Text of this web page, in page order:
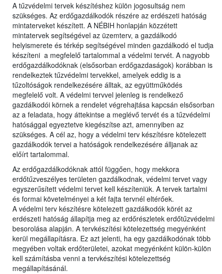
A tűzvédelmi tervek készítéshez külön jogosultság nem
szükséges. Az erdőgazdálkodók részére az erdészeti hatóság
mintaterveket készített. A NÉBIH honlapján közzétett
mintatervek segítségével az üzemterv, a gazdálkodó
helyismerete és térkép segítségével minden gazdálkodó el tudja
készíteni a megfelelő tartalommal a védelmi tervét. A nagyobb
erdőgazdálkodóknak (elsősorban erdőgazdaságok) korábban is
rendelkeztek tűzvédelmi tervekkel, amelyek eddig is a
tűzoltóságok rendelkezésére álltak, az együttműködés
megfelelő volt. A védelmi tervvel jelenleg is rendelkező
gazdálkodói körnek a rendelet végrehajtása kapcsán elsősorban
az a feladata, hogy áttekintse a meglévő tervét és a tűzvédelmi
hatósággal egyeztetve kiegészítse azt, amennyiben az
szükséges. A cél az, hogy a védelmi terv készítésre kötelezett
gazdálkodók tervei a hatóságok rendelkezésére álljanak az
előírt tartalommal.
Az erdőgazdálkodóknak attól függően, hogy mekkora
erdőtűzveszélyes területen gazdálkodnak, védelmi tervet vagy
egyszerűsített védelmi tervet kell készíteniük. A tervek tartalmi
és formai követelményei a két fajta tervnél eltérőek.
A védelmi terv készítésre kötelezett gazdálkodók körét az
erdészeti hatóság állapítja meg az erdőrészletek erdőtűzvédelmi
besorolása alapján. A tervkészítési kötelezettség megyénként
kerül megállapításra. Ez azt jelenti, ha egy gazdálkodónak több
megyében voltak erdőterületei, azokat megyénként külön-külön
kell számításba venni a tervkészítési kötelezettség
megállapításánál.